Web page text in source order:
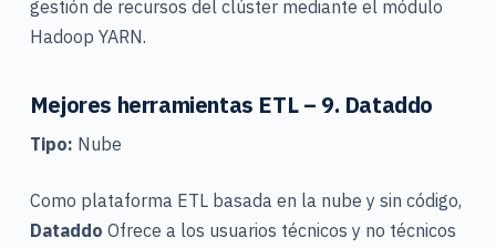
gestión de recursos del clúster mediante el módulo
Hadoop YARN.
Mejores herramientas ETL – 9. Dataddo
Tipo: Nube
Como plataforma ETL basada en la nube y sin código,
Dataddo Ofrece a los usuarios técnicos y no técnicos